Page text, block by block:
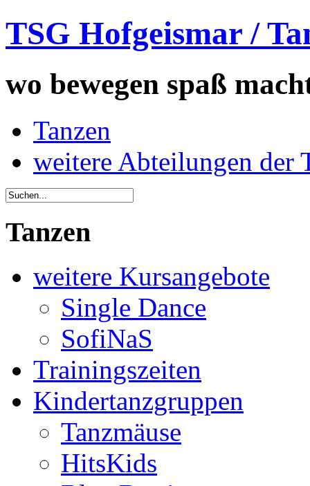
TSG Hofgeismar /
wo bewegen spaß
Tanzen
weitere Abteilungen der
Tanzen
weitere Kursangebote
Single Dance
SofiNaS
Trainingszeiten
Kindertanzgruppen
Tanzmäuse
HitsKids